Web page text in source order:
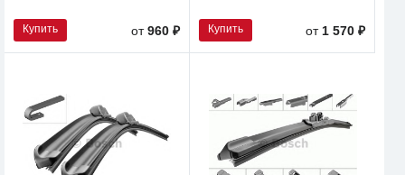
Купить от960 ₽ Купить от1 570 ₽